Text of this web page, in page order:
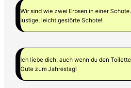
Wir sind wie zwei Erbsen in einer
lustige, leicht gestörte Schote!
Ich liebe dich, auch wenn du den
Gute zum Jahrestag!